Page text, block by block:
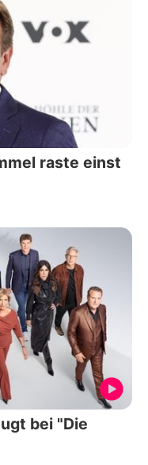
raste einst
bei "Die